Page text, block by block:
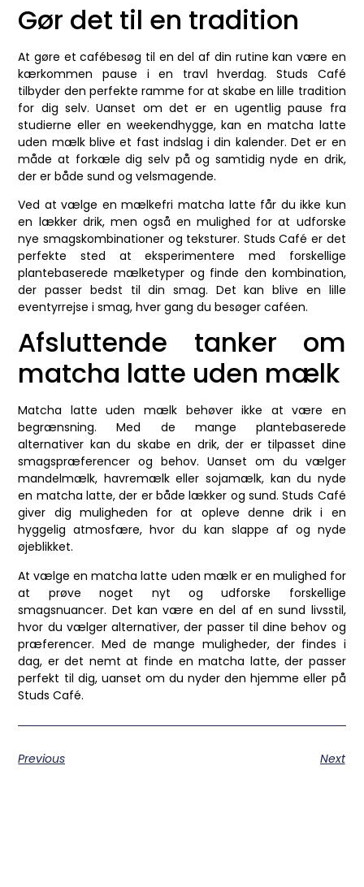
Gør det til en tradition
At gøre et cafébesøg til en del af din rutine kan være en
kærkommen pause i en travl hverdag. Studs Café
tilbyder den perfekte ramme for at skabe en lille tradition
for dig selv. Uanset om det er en ugentlig pause fra
studierne eller en weekendhygge, kan en matcha latte
uden mælk blive et fast indslag i din kalender. Det er en
måde at forkæle dig selv på og samtidig nyde en drik,
der er både sund og velsmagende.
Ved at vælge en mælkefri matcha latte får du ikke kun
en lækker drik, men også en mulighed for at udforske
nye smagskombinationer og teksturer. Studs Café er det
perfekte sted at eksperimentere med forskellige
plantebaserede mælketyper og finde den kombination,
der passer bedst til din smag. Det kan blive en lille
eventyrrejse i smag, hver gang du besøger caféen.
Afsluttende tanker om
matcha latte uden mælk
Matcha latte uden mælk behøver ikke at være en
begrænsning. Med de mange plantebaserede
alternativer kan du skabe en drik, der er tilpasset dine
smagspræferencer og behov. Uanset om du vælger
mandelmælk, havremælk eller sojamælk, kan du nyde
en matcha latte, der er både lækker og sund. Studs Café
giver dig muligheden for at opleve denne drik i en
hyggelig atmosfære, hvor du kan slappe af og nyde
øjeblikket.
At vælge en matcha latte uden mælk er en mulighed for
at prøve noget nyt og udforske forskellige
smagsnuancer. Det kan være en del af en sund livsstil,
hvor du vælger alternativer, der passer til dine behov og
præferencer. Med de mange muligheder, der findes i
dag, er det nemt at finde en matcha latte, der passer
perfekt til dig, uanset om du nyder den hjemme eller på
Studs Café.
Previous Next